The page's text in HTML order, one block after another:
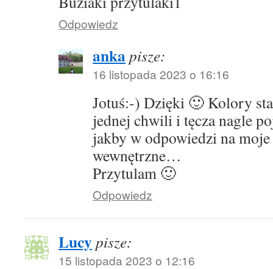
Odpowiedz
ankapisze:
16 listopada 2023 o 16:16
Jotuś:-) Dzięki 🙂 Kolory
jednej chwili i tęcza nagle
jakby w odpowiedzi na
wewnętrzne…
Przytulam 🙂
Odpowiedz
Lucypisze:
15 listopada 2023 o 12:16